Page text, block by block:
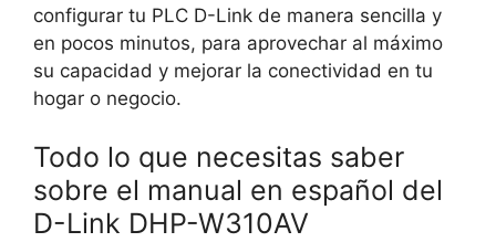
configurar tu PLC D-Link de manera sencilla y
en pocos minutos, para aprovechar al máximo
su capacidad y mejorar la conectividad en tu
hogar o negocio.
Todo lo que necesitas saber
sobre el manual en español del
D-Link DHP-W310AV